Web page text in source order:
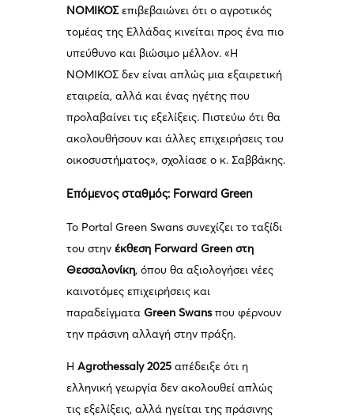
ΝΟΜΙΚΟΣεπιβεβαιώνει ότι ο αγροτικός
τομέας της Ελλάδας κινείται προς ένα πιο
υπεύθυνο και βιώσιμο μέλλον. «Η
ΝΟΜΙΚΟΣ δεν είναι απλώς μια εξαιρετική
εταιρεία, αλλά και ένας ηγέτης που
προλαβαίνει τις εξελίξεις. Πιστεύω ότι θα
ακολουθήσουν και άλλες επιχειρήσεις του
οικοσυστήματος», σχολίασε ο κ. Σαββάκης.
Επόμενος σταθμός: Forward Green
Το Portal Green Swans συνεχίζει το ταξίδι
του στηνέκθεση Forward Green στη
Θεσσαλονίκη, όπου θα αξιολογήσει νέες
καινοτόμες επιχειρήσεις και
παραδείγματαGreen Swansπου φέρνουν
την πράσινη αλλαγή στην πράξη.
ΗAgrothessaly 2025 απέδειξε ότι η
ελληνική γεωργία δεν ακολουθεί απλώς
τις εξελίξεις, αλλά ηγείται της πράσινης